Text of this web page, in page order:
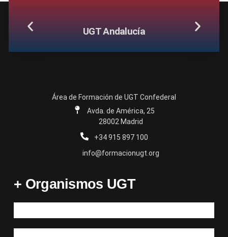
UGT Andalucía
Área de Formación de UGT Confederal
Avda. de América, 25
28002 Madrid
+34 915 897 100
info@formacionugt.org
+ Organismos UGT